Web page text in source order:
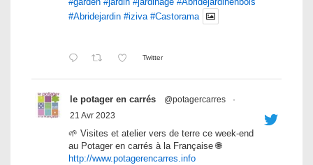
#Abridejardin #iziva #Castorama
Twitter
le potager en carrés @potagercarres
·
21 Avr 2023
🌱 Visites et atelier vers de terre ce week-end
au Potager en carrés à la Française 🌐
http://www.potagerencarres.info